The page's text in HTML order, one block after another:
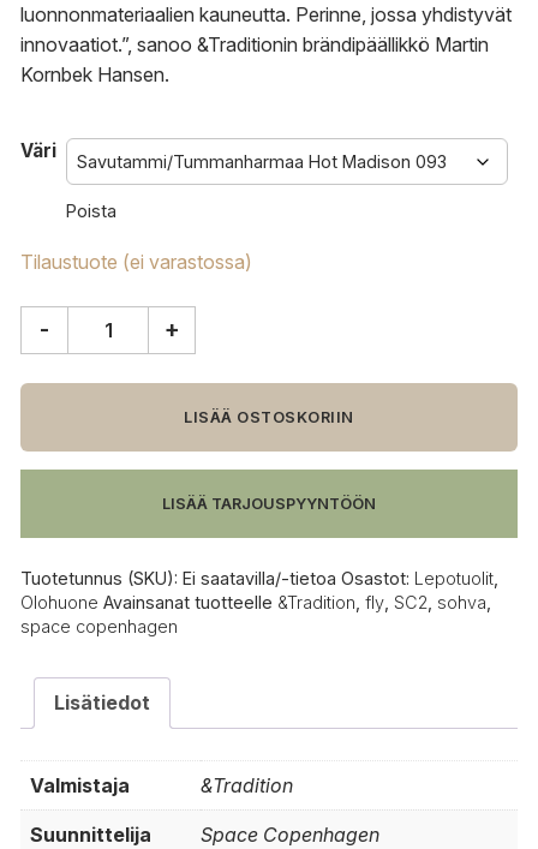
luonnonmateriaalien kauneutta. Perinne, jossa yhdistyvät
innovaatiot.”, sanoo &Traditionin brändipäällikkö Martin
Kornbek Hansen.
Väri
Poista
Tilaustuote (ei varastossa)
&Tradition
SC2
määrä
- +
LISÄÄ OSTOSKORIIN
LISÄÄ TARJOUSPYYNTÖÖN
Tuotetunnus (SKU): Ei saatavilla/-tietoa Osastot: Lepotuolit
Olohuone Avainsanat tuotteelle &Tradition fly SC2 sohva
space copenhagen
Lisätiedot
Valmistaja &Tradition
Suunnittelija Space Copenhagen